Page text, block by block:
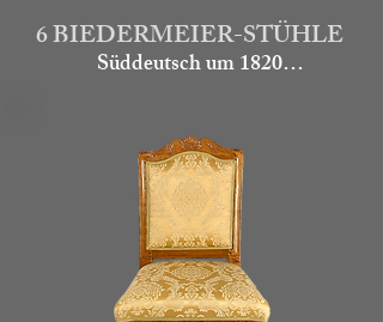
6 BIEDERMEIER-STÜHLE
Süddeutsch um 1820
von 6 Biedermeierstühlen. Die
Füße sind aus massivem
Nussbaum hergestellt. Die Lehnen
und Zargen mit Nuss-Nusswurzel
furniert. Mittig ein ebonisiertes